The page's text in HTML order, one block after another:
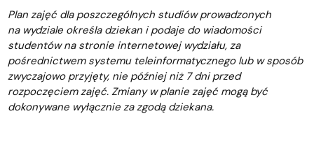
Plan zajęć dla poszczególnych studiów prowadzonych
na wydziale określa dziekan i podaje do wiadomości
studentów na stronie internetowej wydziału, za
pośrednictwem systemu teleinformatycznego lub w sposób
zwyczajowo przyjęty, nie później niż 7 dni przed
rozpoczęciem zajęć. Zmiany w planie zajęć mogą być
dokonywane wyłącznie za zgodą dziekana.